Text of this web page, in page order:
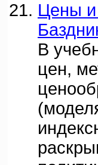
Цены и
В
цен,